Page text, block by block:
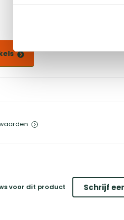
voor dit product Schrijf